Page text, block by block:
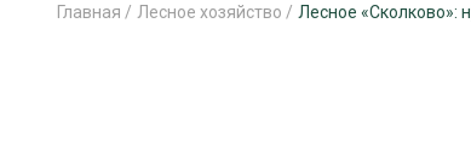
Главная / Лесное хозяйство / Лесное «Сколково»: